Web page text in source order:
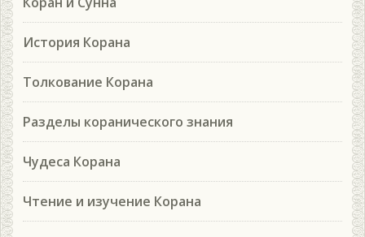
История Корана
Толкование Корана
Разделы коранического знания
Чудеса Корана
Чтение и изучение Корана